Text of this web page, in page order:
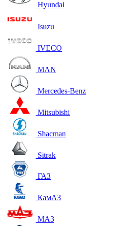
Hyundai
Isuzu
IVECO
MAN
Mercedes-Benz
Mitsubishi
Shacman
Sitrak
ГАЗ
КамАЗ
МАЗ